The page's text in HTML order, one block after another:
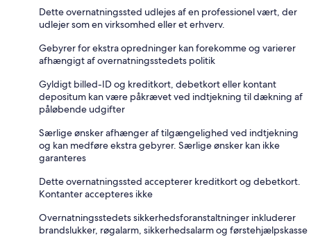
Dette overnatningssted udlejes af en professionel vært, der
udlejer som en virksomhed eller et erhverv.
Gebyrer for ekstra opredninger kan forekomme og varierer
afhængigt af overnatningsstedets politik
Gyldigt billed-ID og kreditkort, debetkort eller kontant
depositum kan være påkrævet ved indtjekning til dækning af
påløbende udgifter
Særlige ønsker afhænger af tilgængelighed ved indtjekning
og kan medføre ekstra gebyrer. Særlige ønsker kan ikke
garanteres
Dette overnatningssted accepterer kreditkort og debetkort.
Kontanter accepteres ikke
Overnatningsstedets sikkerhedsforanstaltninger inkluderer
brandslukker, røgalarm, sikkerhedsalarm og førstehjælpskasse